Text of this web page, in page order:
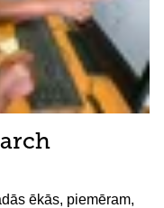
ēkās, piemēram,